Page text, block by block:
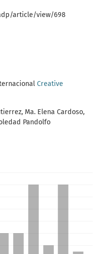
article/view/698
Creative
Ma. Elena Cardoso,
Pandolfo